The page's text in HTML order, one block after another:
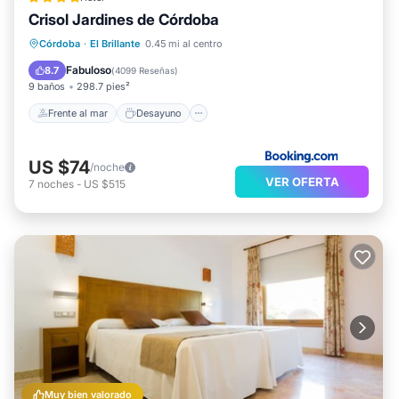
must be an extra bed for children in case the standard
beds cannot accommodate them.
Crisol Jardines de Córdoba
Córdoba · El Brillante 0.45 mi al centro
8.7 Fabuloso(4099 Reseñas)
9 baños 298.7 pies²
Frente al mar Desayuno
Frente al mar Desayuno
Vista al mar
US $74/noche
7 noches - US $515 VER OFERTA
Muy bien valorado